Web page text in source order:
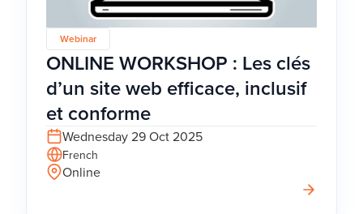
Webinar
ONLINE WORKSHOP : Les clés
d’un site web efficace, inclusif
et conforme
Wednesday 29 Oct 2025
French
Online